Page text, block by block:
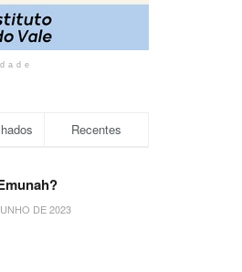
Recentes
DE 2023